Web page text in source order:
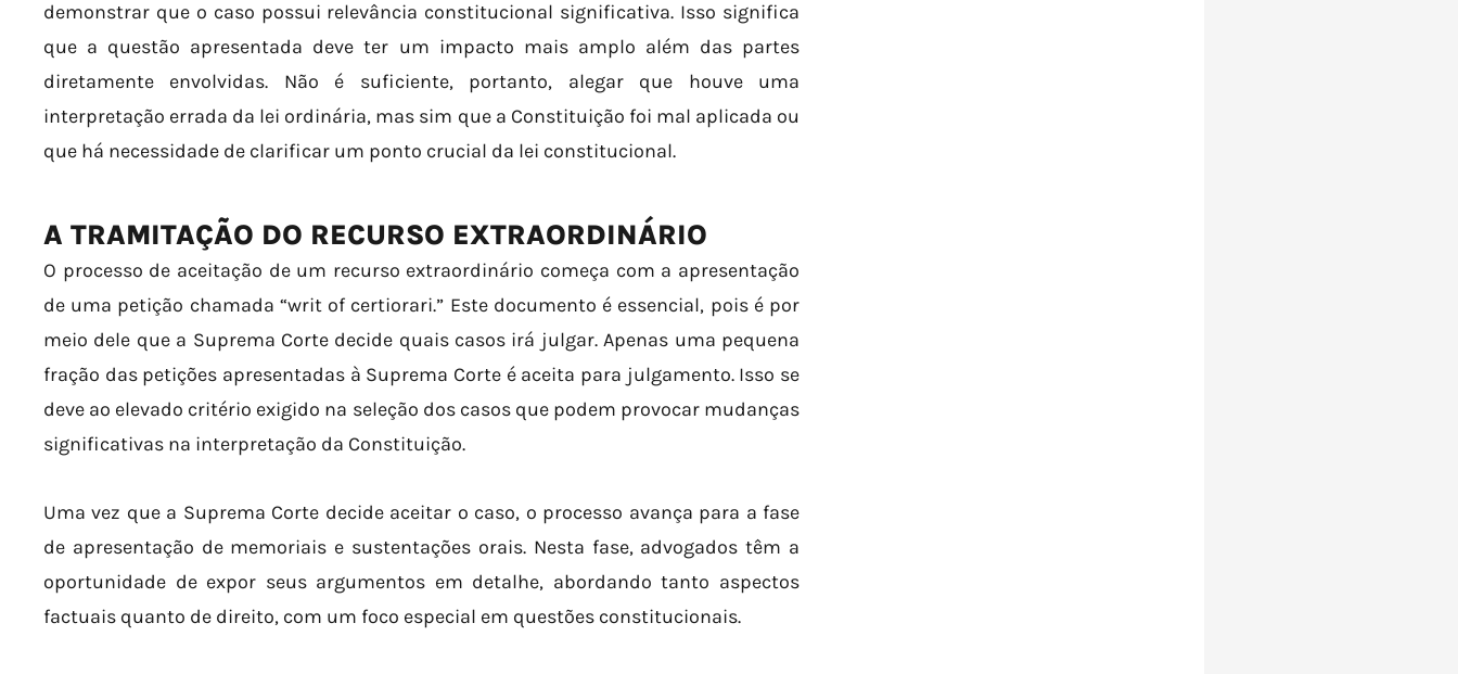
demonstrar que o caso possui relevância constitucional significativa. Isso significa
que a questão apresentada deve ter um impacto mais amplo além das partes
diretamente envolvidas. Não é suficiente, portanto, alegar que houve uma
interpretação errada da lei ordinária, mas sim que a Constituição foi mal aplicada ou
que há necessidade de clarificar um ponto crucial da lei constitucional.
A TRAMITAÇÃO DO RECURSO EXTRAORDINÁRIO
O processo de aceitação de um recurso extraordinário começa com a apresentação
de uma petição chamada “writ of certiorari.” Este documento é essencial, pois é por
meio dele que a Suprema Corte decide quais casos irá julgar. Apenas uma pequena
fração das petições apresentadas à Suprema Corte é aceita para julgamento. Isso se
deve ao elevado critério exigido na seleção dos casos que podem provocar mudanças
significativas na interpretação da Constituição.
Uma vez que a Suprema Corte decide aceitar o caso, o processo avança para a fase
de apresentação de memoriais e sustentações orais. Nesta fase, advogados têm a
oportunidade de expor seus argumentos em detalhe, abordando tanto aspectos
factuais quanto de direito, com um foco especial em questões constitucionais.